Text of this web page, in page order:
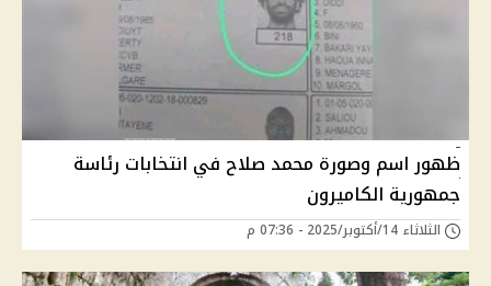
ظهور اسم وصورة محمد صلاح في انتخابات رئاسة
جمهورية الكاميرون
الثلاثاء 14/أكتوبر/2025 - 07:36 م